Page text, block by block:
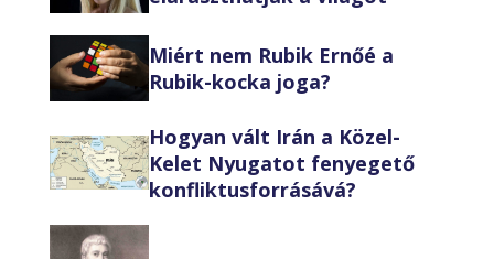
Miért nem Rubik Ernőé a
Rubik-kocka joga?
Hogyan vált Irán a Közel-
Kelet Nyugatot fenyegető
konfliktusforrásává?